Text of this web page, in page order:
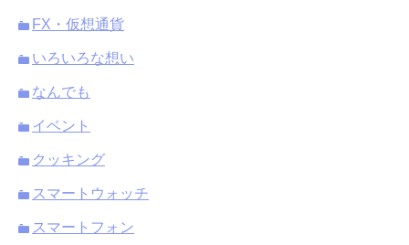
FX・仮想通貨
いろいろな想い
なんでも
イベント
クッキング
スマートウォッチ
スマートフォン